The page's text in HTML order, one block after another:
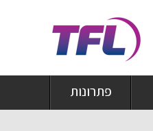
פתרונות